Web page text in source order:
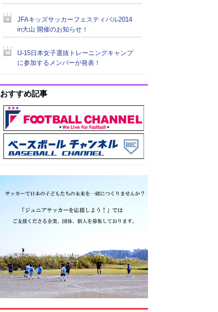
JFAキッズサッカーフェスティバル2014
in大山 開催のお知らせ！
U-15日本女子選抜トレーニングキャンプ
に参加するメンバーが発表！
おすすめ記事